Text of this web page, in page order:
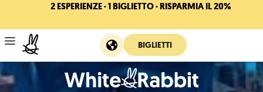
2 ESPERIENZE · 1 BIGLIETTO · RISPARMIA IL 20%
BIGLIETTI